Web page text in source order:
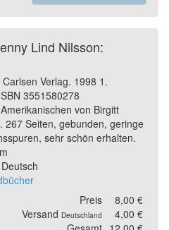
Lind Nilsson:
Verlag. 1998 1.
3551580278
von Birgitt
267 Seiten, gebunden, geringe
sehr schön erhalten.
Preis
8,00 €
Versand Deutschland
4,00 €